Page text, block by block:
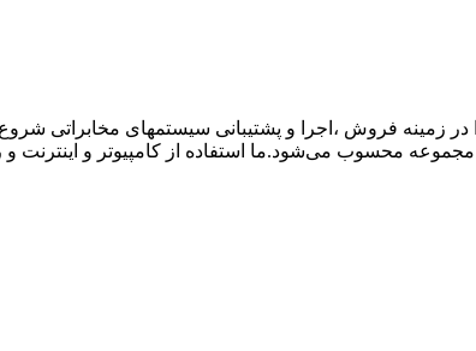
ساز، نمایندگی تجهیزات ارتباطی پاناسونیک از سال ۱۳۸۵ کار خود را در زمینه فروش ،اجرا و
مجموعه محسوب می‌شود.ما استفاده از کامپیوتر و